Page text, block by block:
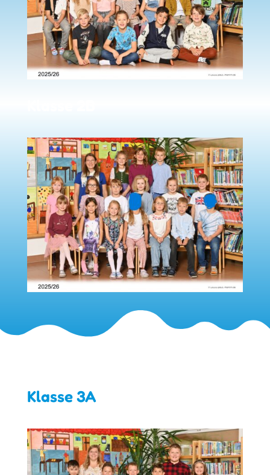
Klasse 3A